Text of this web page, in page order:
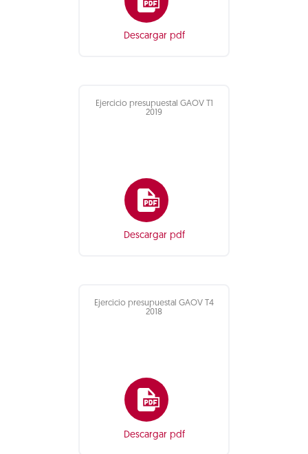
Descargar pdf
Ejercicio presupuestal GAOV T1
2019
Descargar pdf
Ejercicio presupuestal GAOV T4
2018
Descargar pdf